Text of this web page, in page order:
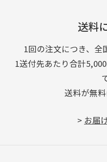
送料
1回の注文につき、全
1送付先あたり合計
送料が無料
> お届